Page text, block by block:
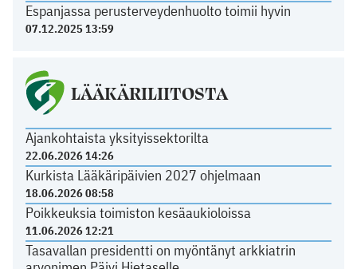
Espanjassa perusterveydenhuolto toimii hyvin
07.12.2025 13:59
LÄÄKÄRILIITOSTA
Ajankohtaista yksityissektorilta
22.06.2026 14:26
Kurkista Lääkäripäivien 2027 ohjelmaan
18.06.2026 08:58
Poikkeuksia toimiston kesäaukioloissa
11.06.2026 12:21
Tasavallan presidentti on myöntänyt arkkiatrin